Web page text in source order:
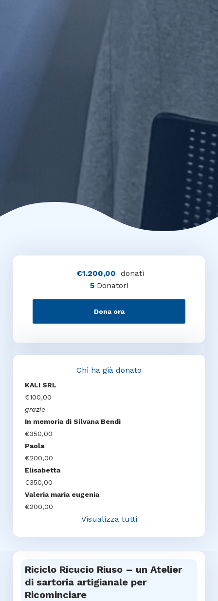
€1.200,00 donati
5Donatori
Dona ora
Chi ha già donato
KALI SRL
€100,00
grazie
In memoria di Silvana Bendi
€350,00
Paola
€200,00
Elisabetta
€350,00
Valeria maria eugenia
€200,00
Visualizza tutti
Riciclo Ricucio Riuso – un Atelier
di sartoria artigianale per
Ricominciare